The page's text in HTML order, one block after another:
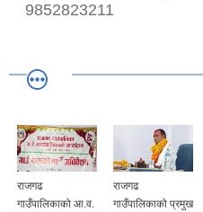
9852823211
राजगढ
गाउँपालिकाको आ.व.
राजगढ
गाउँपालिकाको प्रमुख